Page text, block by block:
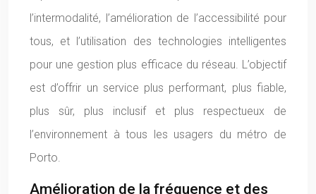
l’intermodalité, l’amélioration de l’accessibilité pour
tous, et l’utilisation des technologies intelligentes
pour une gestion plus efficace du réseau. L’objectif
est d’offrir un service plus performant, plus fiable,
plus sûr, plus inclusif et plus respectueux de
l’environnement à tous les usagers du métro de
Porto.
Amélioration de la fréquence et des